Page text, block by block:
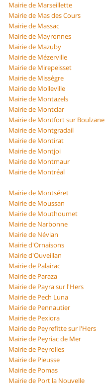
Mairie de Marseillette
Mairie de Mas des Cours
Mairie de Massac
Mairie de Mayronnes
Mairie de Mazuby
Mairie de Mézerville
Mairie de Mirepeisset
Mairie de Missègre
Mairie de Molleville
Mairie de Montazels
Mairie de Montclar
Mairie de Montfort sur Boulzane
Mairie de Montgradail
Mairie de Montirat
Mairie de Montjoi
Mairie de Montmaur
Mairie de Montréal
Mairie de Montséret
Mairie de Moussan
Mairie de Mouthoumet
Mairie de Narbonne
Mairie de Névian
Mairie d'Ornaisons
Mairie d'Ouveillan
Mairie de Palairac
Mairie de Paraza
Mairie de Payra sur l'Hers
Mairie de Pech Luna
Mairie de Pennautier
Mairie de Pexiora
Mairie de Peyrefitte sur l'Hers
Mairie de Peyriac de Mer
Mairie de Peyrolles
Mairie de Pieusse
Mairie de Pomas
Mairie de Port la Nouvelle